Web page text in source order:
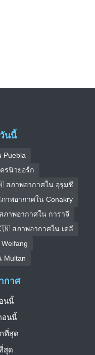
นนี้
รนิวยอร์ก
สภาพอากาศใน อุรุมชี
พอากาศใน Conakry
าพอากาศใน การาจี
สภาพอากาศใน เดลี
กาศ
นนี้
อนนี้
ที่สุด
สุด